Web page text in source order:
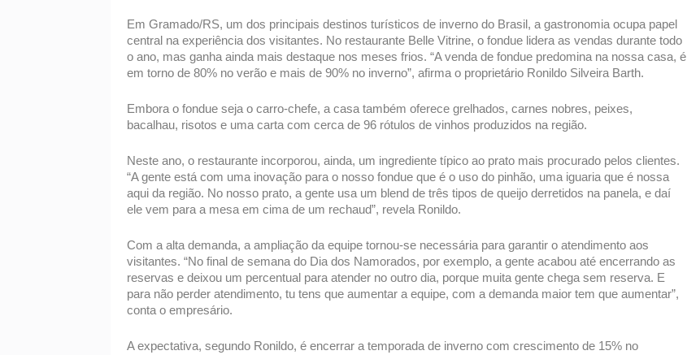
Em Gramado/RS, um dos principais destinos turísticos de inverno do Brasil, a gastronomia ocupa papel
central na experiência dos visitantes. No restaurante Belle Vitrine, o fondue lidera as vendas durante todo
o ano, mas ganha ainda mais destaque nos meses frios. “A venda de fondue predomina na nossa casa, é
em torno de 80% no verão e mais de 90% no inverno”, afirma o proprietário Ronildo Silveira Barth.
Embora o fondue seja o carro-chefe, a casa também oferece grelhados, carnes nobres, peixes,
bacalhau, risotos e uma carta com cerca de 96 rótulos de vinhos produzidos na região.
Neste ano, o restaurante incorporou, ainda, um ingrediente típico ao prato mais procurado pelos clientes.
“A gente está com uma inovação para o nosso fondue que é o uso do pinhão, uma iguaria que é nossa
aqui da região. No nosso prato, a gente usa um blend de três tipos de queijo derretidos na panela, e daí
ele vem para a mesa em cima de um rechaud”, revela Ronildo.
Com a alta demanda, a ampliação da equipe tornou-se necessária para garantir o atendimento aos
visitantes. “No final de semana do Dia dos Namorados, por exemplo, a gente acabou até encerrando as
reservas e deixou um percentual para atender no outro dia, porque muita gente chega sem reserva. E
para não perder atendimento, tu tens que aumentar a equipe, com a demanda maior tem que aumentar”,
conta o empresário.
A expectativa, segundo Ronildo, é encerrar a temporada de inverno com crescimento de 15% no